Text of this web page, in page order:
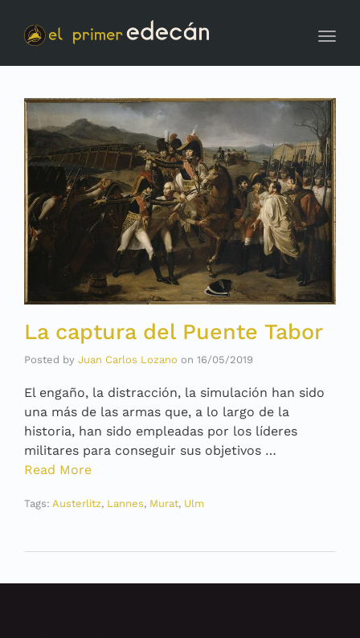
La captura del Puente Tabor
Posted by Juan Carlos Lozano on 16/05/2019
El engaño, la distracción, la simulación han sido
una más de las armas que, a lo largo de la
historia, han sido empleadas por los líderes
militares para conseguir sus objetivos …
Read More
Tags: Austerlitz, Lannes, Murat, Ulm